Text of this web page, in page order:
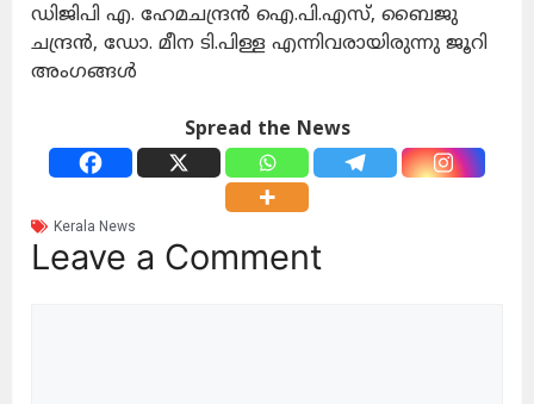
ഡിജിപി എ. ഹേമചന്ദ്രന്‍ ഐ.പി.എസ്, ബൈജു
ചന്ദ്രന്‍, ഡോ. മീന ടി.പിള്ള എന്നിവരായിരുന്നു ജൂറി
അംഗങ്ങൾ
Spread the News
Kerala News
Leave a Comment